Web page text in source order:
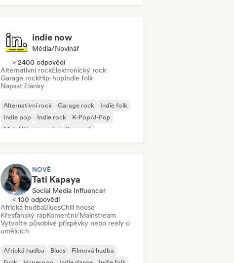
indie now
Média/novinář
> 2400 odpovědí
Alternativní rockElektronický rock
Garage rockHip-hopIndie folk
Napsat články
Alternativní rock Garage rock
Indie folk
Indie pop
Indie rock
K-Pop/J-Pop
Metal/Heavy metal
Pop rock
NOVÉ
Tati Kapaya
Social Media Influencer
< 100 odpovědí
Africká hudbaBluesChill house
Křesťanský rapKomerční/Mainstream
Vytvořte působivé příspěvky nebo reely o
umělcích
Africká hudba Blues
Filmová hudba